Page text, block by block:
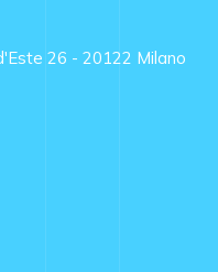
26 - 20122 Milano